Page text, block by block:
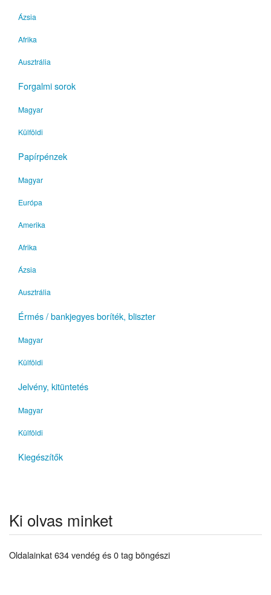
Ázsia
Afrika
Ausztrália
Forgalmi sorok
Magyar
Külföldi
Papírpénzek
Magyar
Európa
Amerika
Afrika
Ázsia
Ausztrália
Érmés / bankjegyes boríték, bliszter
Magyar
Külföldi
Jelvény, kitüntetés
Magyar
Külföldi
Kiegészítők
Ki olvas minket
Oldalainkat 634 vendég és 0 tag böngészi